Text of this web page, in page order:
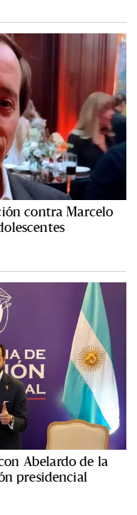
contra Marcelo
Abelardo de la
presidencial